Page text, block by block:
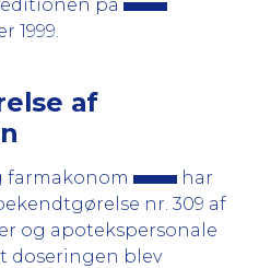
på
1999.
af
farmakonom
har
nr. 309 af
og apotekspersonale
doseringen blev